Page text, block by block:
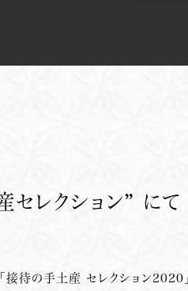
セレクション” に
接待の手土産 セレクション2020